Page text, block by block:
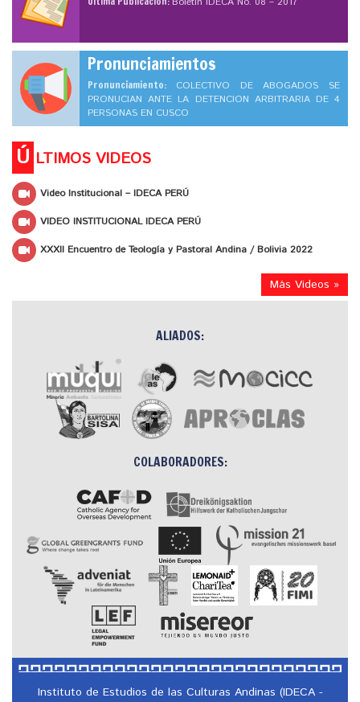
Pronunciamientos
Pronunciamiento: COLECTIVO DE ABOGADOS SE
PRONUCIAN ANTE LA DETENCION ARBITRARIA DE 4
PERSONAS EN CUSCO
Ú LTIMOS VIDEOS
Video Institucional – IDECA PERÚ
VIDEO INSTITUCIONAL IDECA PERÚ
XXXII Encuentro de Teología y Pastoral Andina / Bolivia 2022
Más Videos »
ALIADOS:
COLABORADORES:
Instituto de Estudios de las Culturas Andinas (IDECA -